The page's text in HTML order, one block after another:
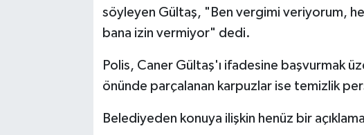
söyleyen Gültaş, "Ben vergimi veriyorum,
bana izin vermiyor" dedi.
Polis, Caner Gültaş'ı ifadesine başvurmak
önünde parçalanan karpuzlar ise temizlik
Belediyeden konuya ilişkin henüz bir